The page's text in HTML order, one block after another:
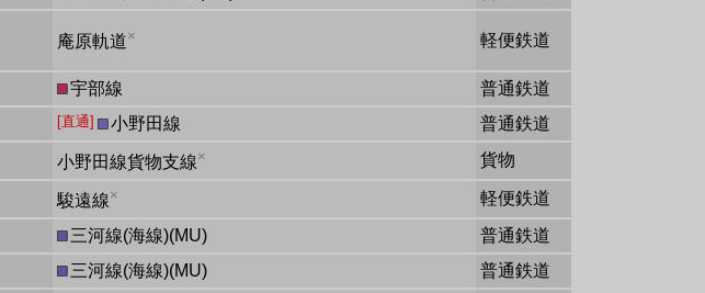
庵原軌道× 軽便鉄道
■宇部線
普通鉄道
[直通] ■小野田線
普通鉄道
小野田線貨物支線× 貨物
駿遠線×
軽便鉄道
■三河線(海線)(MU)
普通鉄道
■三河線(海線)(MU)
普通鉄道